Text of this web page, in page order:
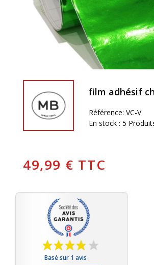
film adhésif
Référence:VC-V
En stock :5
49,99 € TTC
Basé sur 1 avis